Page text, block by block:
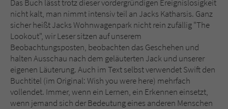
Das Buch lässt trotz dieser vordergründigen Ereignislosigkeit
nicht kalt, man nimmt intensiv teil an Jacks Katharsis. Ganz
sicher heißt Jacks Wohnwagenpark nicht rein zufällig "The
Lookout", wir Leser sitzen auf unserem
Beobachtungsposten, beobachten das Geschehen und
halten Ausschau nach dem geläuterten Jack und unserer
eigenen Läuterung. Auch im Text selbst verwendet Swift den
Buchtitel (im Original: Wish you were here) mehrfach
vollendet. Immer, wenn ein Lernen, ein Erkennen einsetzt,
wenn jemand sich der Bedeutung eines anderen Menschen